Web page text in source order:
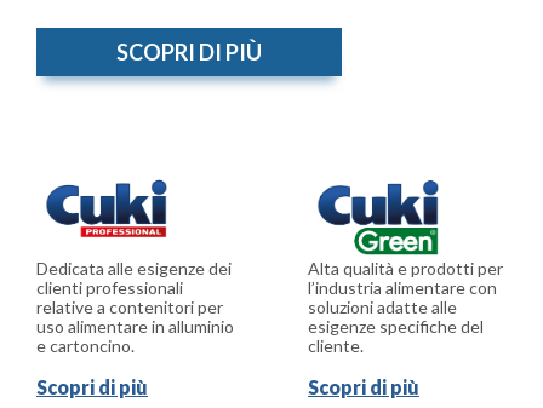
SCOPRI DI PIÙ
Dedicata alle esigenze dei
clienti professionali
relative a contenitori per
uso alimentare in alluminio
e cartoncino.
Scopri di più
Alta qualità e prodotti per
l’industria alimentare con
soluzioni adatte alle
esigenze specifiche del
cliente.
Scopri di più